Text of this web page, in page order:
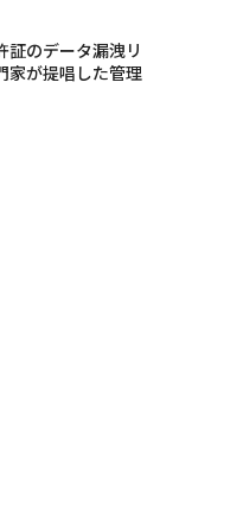
証のデータ漏洩リ
が提唱した管理